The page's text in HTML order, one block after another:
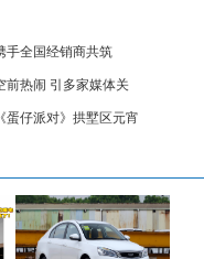
手全国经销商共筑
前热闹 引多家媒体关
蛋仔派对》拱墅区元宵